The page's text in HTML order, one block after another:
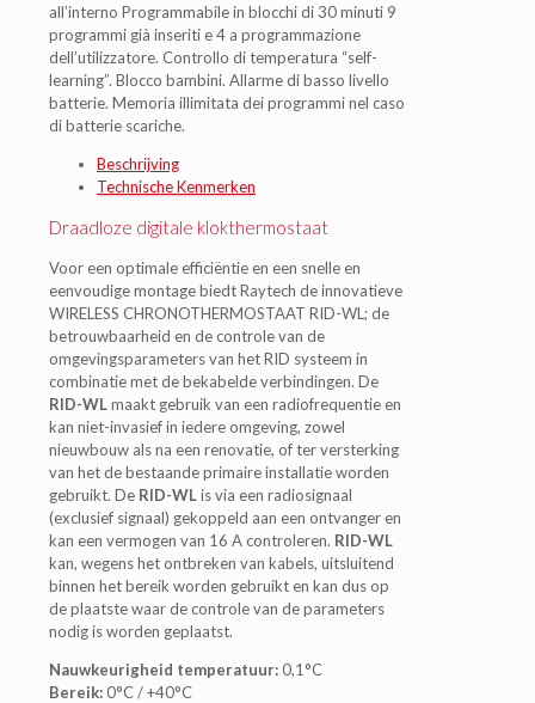
all’interno Programmabile in blocchi di 30 minuti 9
programmi già inseriti e 4 a programmazione
dell’utilizzatore. Controllo di temperatura “self-
learning”. Blocco bambini. Allarme di basso livello
batterie. Memoria illimitata dei programmi nel caso
di batterie scariche.
Beschrijving
Technische Kenmerken
Draadloze digitale klokthermostaat
Voor een optimale efficiëntie en een snelle en
eenvoudige montage biedt Raytech de innovatieve
WIRELESS CHRONOTHERMOSTAAT RID-WL; de
betrouwbaarheid en de controle van de
omgevingsparameters van het RID systeem in
combinatie met de bekabelde verbindingen. De
RID-WLmaakt gebruik van een radiofrequentie en
kan niet-invasief in iedere omgeving, zowel
nieuwbouw als na een renovatie, of ter versterking
van het de bestaande primaire installatie worden
gebruikt. De RID-WLis via een radiosignaal
(exclusief signaal) gekoppeld aan een ontvanger en
kan een vermogen van 16 A controleren. RID-WL
kan, wegens het ontbreken van kabels, uitsluitend
binnen het bereik worden gebruikt en kan dus op
de plaatste waar de controle van de parameters
nodig is worden geplaatst.
Nauwkeurigheid temperatuur:0,1°C
Bereik:0°C / +40°C